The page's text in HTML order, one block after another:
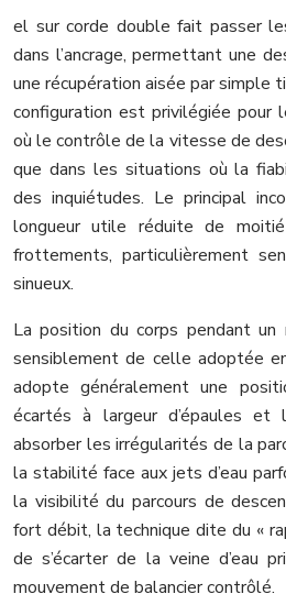
el sur corde double fait passer
dans l’ancrage, permettant une
une récupération aisée par simple
configuration est privilégiée pour
où le contrôle de la vitesse de
que dans les situations où la
des inquiétudes. Le principal
longueur utile réduite de
frottements, particulièrement
sinueux.
La position du corps pendant un
sensiblement de celle adoptée
adopte généralement une
écartés à largeur d’épaules et
absorber les irrégularités de la
la stabilité face aux jets d’eau
la visibilité du parcours de
fort débit, la technique dite du «
de s’écarter de la veine d’eau
mouvement de balancier contrôlé.